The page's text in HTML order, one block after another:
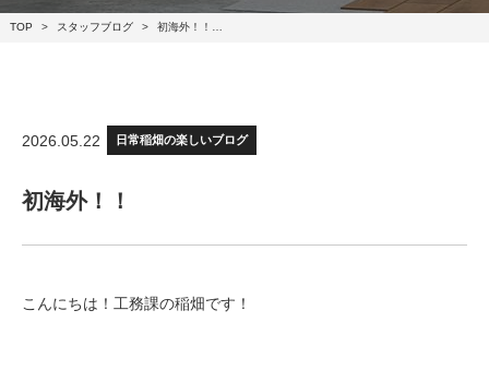
TOP スタッフブログ 初海外！！…
2026.05.22 日常稲畑の楽しいブログ
初海外！！
こんにちは！工務課の稲畑です！